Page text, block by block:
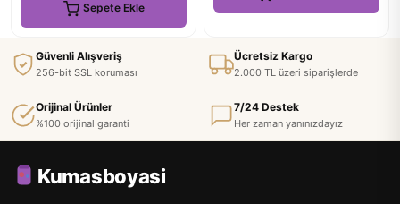
Sepete Ekle
Güvenli Alışveriş
256-bit SSL koruması
Ücretsiz Kargo
2.000 TL üzeri siparişlerde
Orijinal Ürünler
%100 orijinal garanti
7/24 Destek
Her zaman yanınızdayız
Kumasboyasi